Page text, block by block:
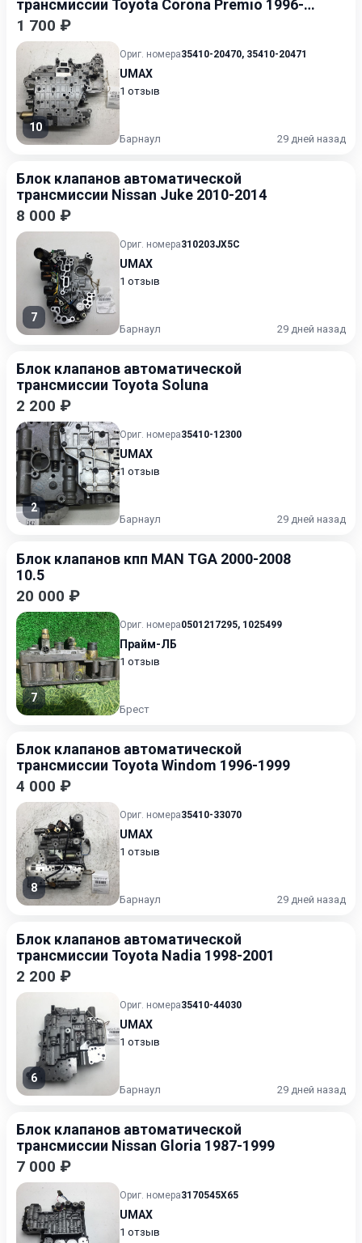
трансмиссии Toyota Corona Premio 1996-
2001
1 700 ₽
10
Ориг. номера35410-20470, 35410-20471
UMAX
1 отзыв
Барнаул 29 дней назад
Блок клапанов автоматической
трансмиссии Nissan Juke 2010-2014
8 000 ₽
7
Ориг. номера310203JX5C
UMAX
1 отзыв
Барнаул 29 дней назад
Блок клапанов автоматической
трансмиссии Toyota Soluna
2 200 ₽
2
Ориг. номера35410-12300
UMAX
1 отзыв
Барнаул 29 дней назад
Блок клапанов кпп MAN TGA 2000-2008
10.5
20 000 ₽
7
Ориг. номера0501217295, 1025499
Прайм-ЛБ
1 отзыв
Брест
Блок клапанов автоматической
трансмиссии Toyota Windom 1996-1999
4 000 ₽
8
Ориг. номера35410-33070
UMAX
1 отзыв
Барнаул 29 дней назад
Блок клапанов автоматической
трансмиссии Toyota Nadia 1998-2001
2 200 ₽
6
Ориг. номера35410-44030
UMAX
1 отзыв
Барнаул 29 дней назад
Блок клапанов автоматической
трансмиссии Nissan Gloria 1987-1999
7 000 ₽
Ориг. номера3170545X65
UMAX
1 отзыв